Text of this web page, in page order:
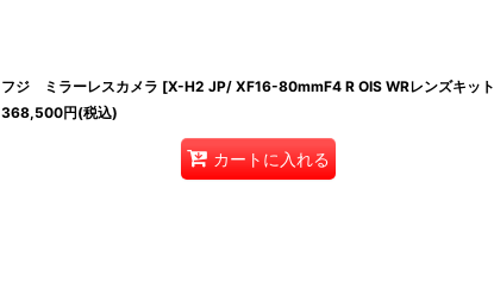
フジ ミラーレスカメラ [X-H2 JP/ XF16-80mmF4 R OIS WRレンズキット
368,500円(税込)
カートに入れる